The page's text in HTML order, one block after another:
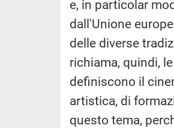
e, in particolar
dall'Unione
delle diverse
richiama, quindi,
definiscono il
artistica, di
questo tema,